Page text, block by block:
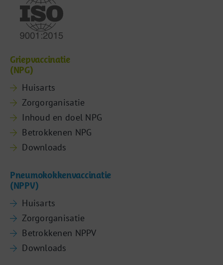
Griepvaccinatie
(NPG)
Huisarts
Zorgorganisatie
Inhoud en doel NPG
Betrokkenen NPG
Downloads
Pneumokokkenvaccinatie
(NPPV)
Huisarts
Zorgorganisatie
Betrokkenen NPPV
Downloads